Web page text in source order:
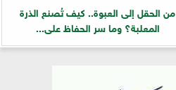
من الحقل إلى العبوة.. كيف تُصنع الذرة
المعلبة؟ وما سر الحفاظ على...